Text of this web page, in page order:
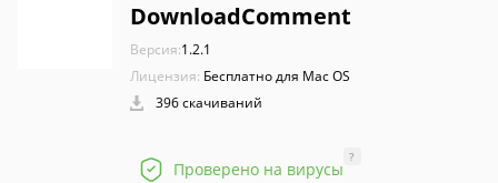
DownloadComment
Версия:1.2.1
Лицензия: Бесплатно для Mac OS
396 скачиваний
Проверено на вирусы
?